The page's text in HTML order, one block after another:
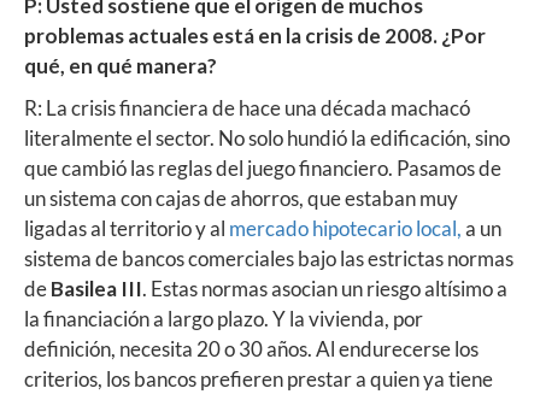
P: Usted sostiene que el origen de muchos
problemas actuales está en la crisis de 2008. ¿Por
qué, en qué manera?
R: La crisis financiera de hace una década machacó
literalmente el sector. No solo hundió la edificación, sino
que cambió las reglas del juego financiero. Pasamos de
un sistema con cajas de ahorros, que estaban muy
ligadas al territorio y al mercado hipotecario local,a un
sistema de bancos comerciales bajo las estrictas normas
deBasilea III. Estas normas asocian un riesgo altísimo a
la financiación a largo plazo. Y la vivienda, por
definición, necesita 20 o 30 años. Al endurecerse los
criterios, los bancos prefieren prestar a quien ya tiene